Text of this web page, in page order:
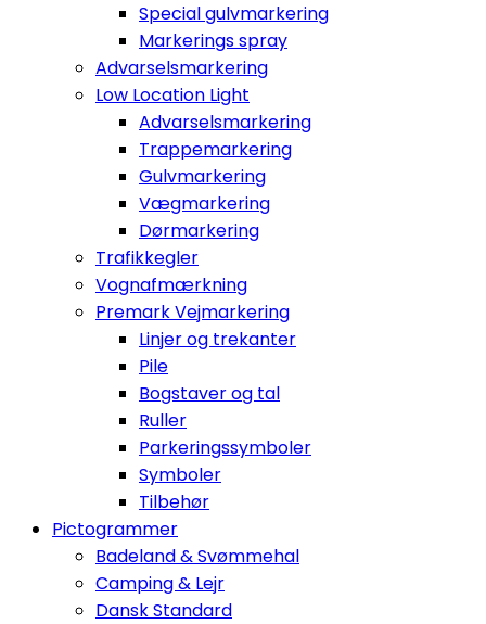
Special gulvmarkering
Markerings spray
Advarselsmarkering
Low Location Light
Advarselsmarkering
Trappemarkering
Gulvmarkering
Vægmarkering
Dørmarkering
Trafikkegler
Vognafmærkning
Premark Vejmarkering
Linjer og trekanter
Pile
Bogstaver og tal
Ruller
Parkeringssymboler
Symboler
Tilbehør
Pictogrammer
Badeland & Svømmehal
Camping & Lejr
Dansk Standard